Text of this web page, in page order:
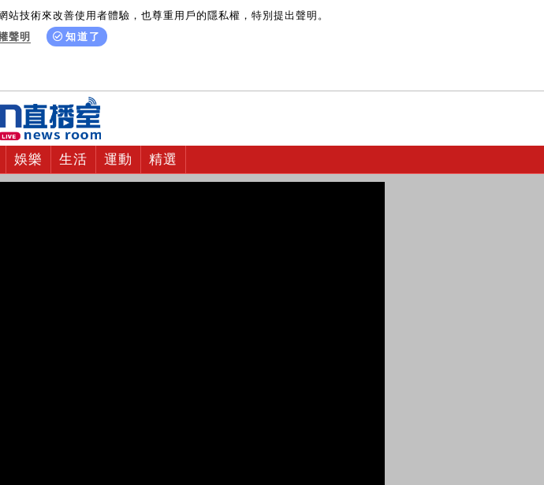
技術來改善使用者體驗，也尊重用戶的隱私權，特別提出聲明。
聲明
知道了
娛樂 生活 運動 精選